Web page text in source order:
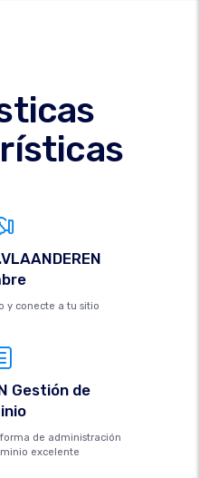
y conecte a tu sitio
Gestión de
de administración
excelente